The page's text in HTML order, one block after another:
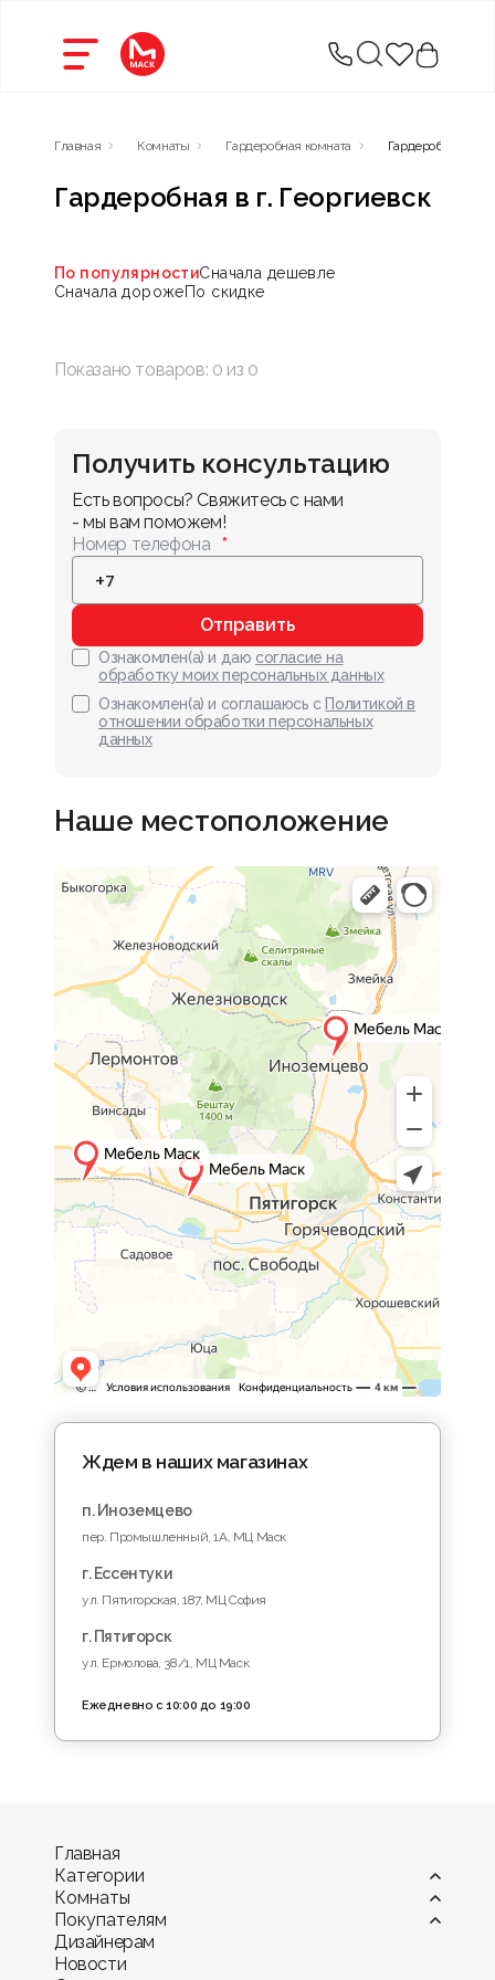
Главная Комнаты Гардеробная комната Гардеробная
Гардеробная в г. Георгиевск
По популярностиСначала дешевле
Сначала дорожеПо скидке
Показано товаров: 0 из 0
Получить консультацию
Есть вопросы? Свяжитесь с нами
- мы вам поможем!
Номер телефона
Отправить
Ознакомлен(а) и даю согласие на
обработку моих персональных данных
Ознакомлен(а) и соглашаюсь с Политикой в
отношении обработки персональных
данных
Наше местоположение
Ждем в наших магазинах
п. Иноземцево
пер. Промышленный, 1A, МЦ Маск
г. Ессентуки
ул. Пятигорская, 187, МЦ София
г. Пятигорск
ул. Ермолова, 38/1, МЦ Маск
Ежедневно с 10:00 до 19:00
Главная
Категории
Витрины
Диваны
Камины
Комоды и тумбы
Комнаты
Гостиная
Детская комната
Кухня
Покупателям
Оплата
Мебель в рассрочку и кредит
Дизайнерам
Новости